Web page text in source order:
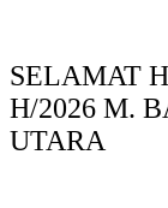
SELAMAT
H/2026 M.
UTARA